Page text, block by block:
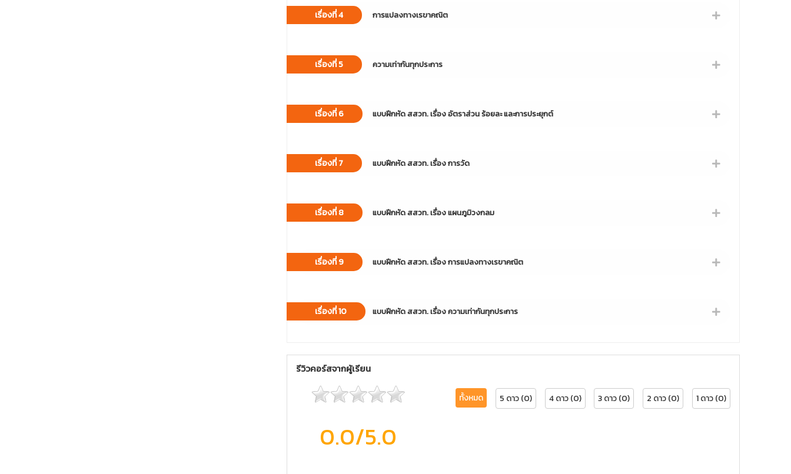
เรื่องที่ 4 การแปลงทางเรขาคณิต
เรื่องที่ 5 ความเท่ากันทุกประการ
เรื่องที่ 6 แบบฝึกหัด สสวท. เรื่อง อัตราส่วน ร้อยละ และการประยุกต์
เรื่องที่ 7 แบบฝึกหัด สสวท. เรื่อง การวัด
เรื่องที่ 8 แบบฝึกหัด สสวท. เรื่อง แผนภูมิวงกลม
เรื่องที่ 9 แบบฝึกหัด สสวท. เรื่อง การแปลงทางเรขาคณิต
เรื่องที่ 10 แบบฝึกหัด สสวท. เรื่อง ความเท่ากันทุกประการ
รีวิวคอร์สจากผู้เรียน
0.0/5.0
ทั้งหมด 5 ดาว (0) 4 ดาว (0) 3 ดาว (0) 2 ดาว (0) 1 ดาว (0)